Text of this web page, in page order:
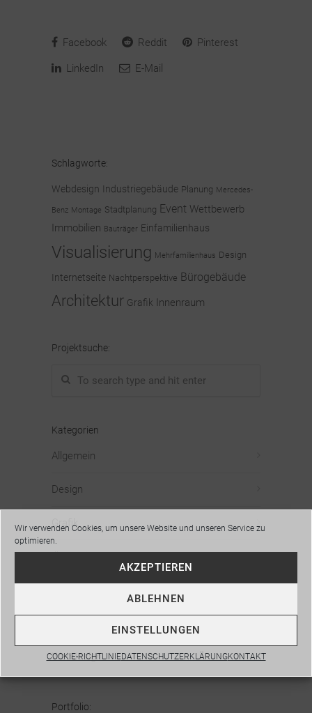
Wir verwenden Cookies, um unsere Website und unseren Service zu
optimieren.
AKZEPTIEREN
ABLEHNEN
EINSTELLUNGEN
COOKIE-RICHTLINIEDATENSCHUTZERKLÄRUNGKONTAKT
Facebook Reddit Pinterest
LinkedIn E-Mail
Schlagworte:
Webdesign Industriegebäude Planung Mercedes-
Benz Montage Stadtplanung Event Wettbewerb
Immobilien Bauträger Einfamilienhaus
Visualisierung Mehrfamilienhaus Design
Internetseite Nachtperspektive Bürogebäude
Architektur Grafik Innenraum
Projektsuche:
Kategorien
Allgemein
Design
Grafik
Illustration
Visualisierung
Webdesign
Portfolio: